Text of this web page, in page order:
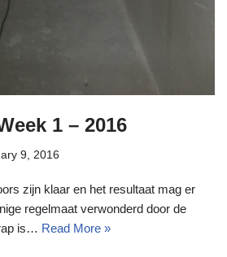
1 – 2016
9, 2016
zijn klaar en het resultaat mag er
regelmaat verwonderd door de
is… Read More »